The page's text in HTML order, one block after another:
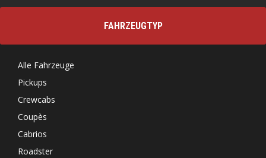
FAHRZEUGTYP
Alle Fahrzeuge
Pickups
Crewcabs
Coupès
Cabrios
Roadster